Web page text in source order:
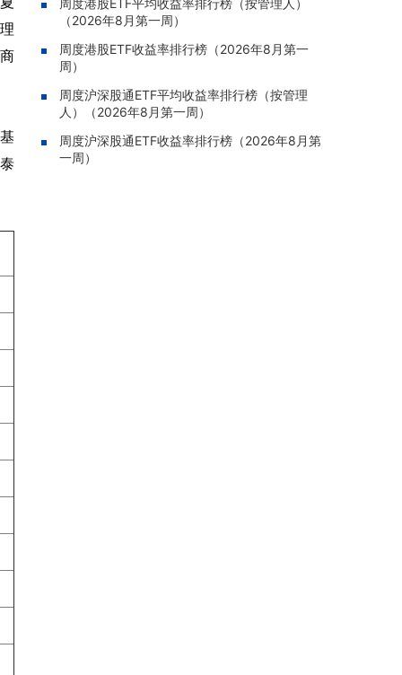
08-07 20:04 |迅策(03317.HK)：与天合算力订
立战略合作备忘，共探能源垂类大模型与Toke
n工厂商业化
08-07 20:02 |
中国泛半导体IMSS市场排名第三
08-07 19:47 | 浙能迈领绿航二次递表港交所，为
全球领先的绿色航运设备和系统提供商
08-07 19:09 |
周度港股ETF平均收益率排行榜（按管理人）
（2026年8月第一周）
周度港股ETF收益率排行榜（2026年8月第一
周）
周度沪深股通ETF平均收益率排行榜（按管理
人）（2026年8月第一周）
周度沪深股通ETF收益率排行榜（2026年8月第
一周）